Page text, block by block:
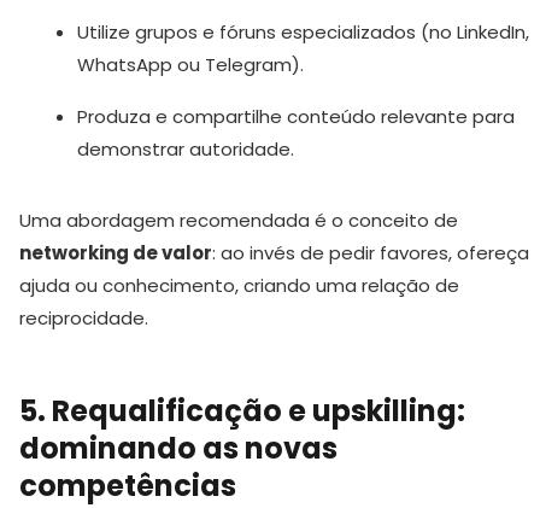
Utilize grupos e fóruns especializados (no LinkedIn,
WhatsApp ou Telegram).
Produza e compartilhe conteúdo relevante para
demonstrar autoridade.
Uma abordagem recomendada é o conceito de
networking de valor: ao invés de pedir favores, ofereça
ajuda ou conhecimento, criando uma relação de
reciprocidade.
5. Requalificação e upskilling:
dominando as novas
competências